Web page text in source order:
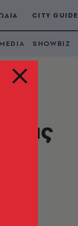
CITY GUIDE
SHOWBIZ
τις